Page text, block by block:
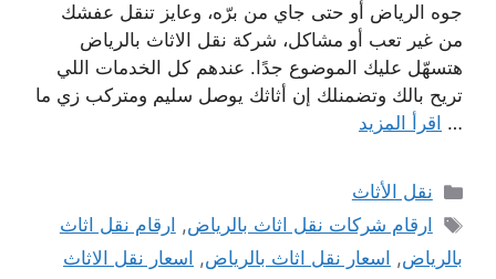
جوه الرياض أو حتى جاي من برّه، وعايز تنقل عفشك
من غير تعب أو مشاكل، شركة نقل الاثاث بالرياض
هتسهّل عليك الموضوع جدًا. عندهم كل الخدمات اللي
تريح بالك وتضمنلك إن أثاثك يوصل سليم ومتركب زي ما
… اقرأ المزيد
التصنيفات
نقل الأثاث
الوسوم
ارقام شركات نقل اثاث بالرياض, ارقام نقل اثاث
بالرياض, اسعار نقل اثاث بالرياض, اسعار نقل الاثاث